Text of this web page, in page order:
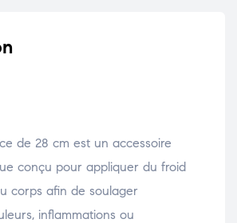
de 28 cm est un accessoire
conçu pour appliquer du froid
corps afin de soulager
inflammations ou